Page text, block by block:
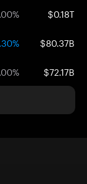
$0.18T
$80.37B
$72.17B